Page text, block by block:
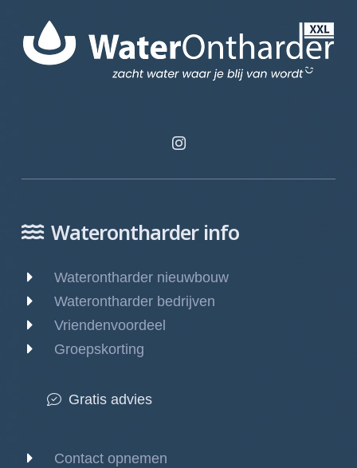
Waterontharder info
Waterontharder nieuwbouw
Waterontharder bedrijven
Vriendenvoordeel
Groepskorting
Gratis advies
Contact opnemen